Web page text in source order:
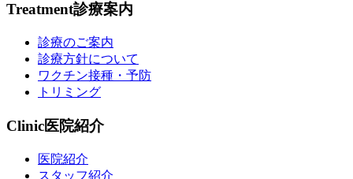
Treatment診療案内
診療のご案内
診療方針について
ワクチン接種・予防
トリミング
Clinic医院紹介
医院紹介
スタッフ紹介